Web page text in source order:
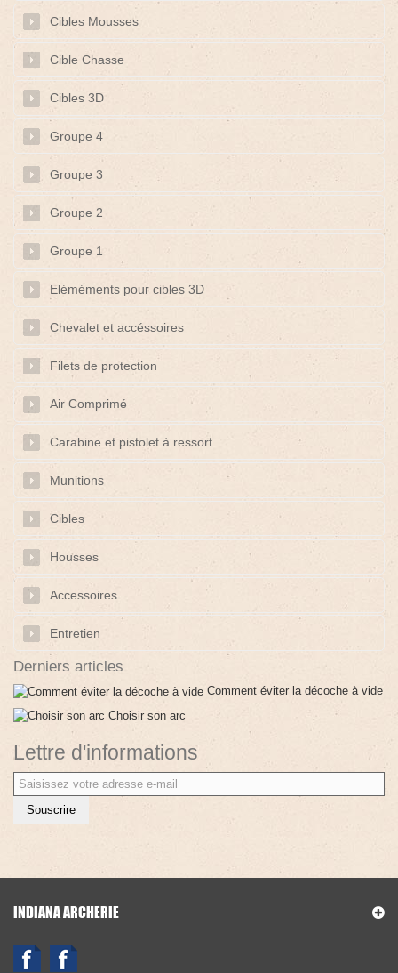
Cibles Mousses
Cible Chasse
Cibles 3D
Groupe 4
Groupe 3
Groupe 2
Groupe 1
Eléméments pour cibles 3D
Chevalet et accéssoires
Filets de protection
Air Comprimé
Carabine et pistolet à ressort
Munitions
Cibles
Housses
Accessoires
Entretien
Derniers articles
Comment éviter la décoche à vide
Choisir son arc
Lettre d'informations
Souscrire
INDIANA ARCHERIE